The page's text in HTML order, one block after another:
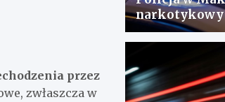
przez
zwłaszcza w
narkotykowy